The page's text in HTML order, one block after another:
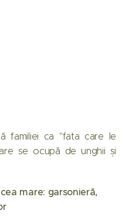
familiei ca "fata care le
se ocupă de unghii și
mare: garsonieră,